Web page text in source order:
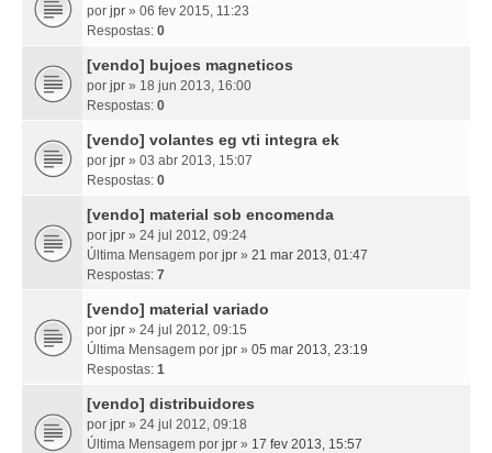
por jpr » 06 fev 2015, 11:23
Respostas: 0
[vendo] bujoes magneticos
por jpr » 18 jun 2013, 16:00
Respostas: 0
[vendo] volantes eg vti integra ek
por jpr » 03 abr 2013, 15:07
Respostas: 0
[vendo] material sob encomenda
por jpr » 24 jul 2012, 09:24
Última Mensagem por jpr » 21 mar 2013, 01:47
Respostas: 7
[vendo] material variado
por jpr » 24 jul 2012, 09:15
Última Mensagem por jpr » 05 mar 2013, 23:19
Respostas: 1
[vendo] distribuidores
por jpr » 24 jul 2012, 09:18
Última Mensagem por jpr » 17 fev 2013, 15:57